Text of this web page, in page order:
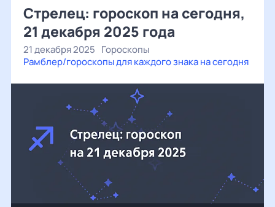
Стрелец: гороскоп на сегодня,
21 декабря 2025 года
21 декабря 2025 Гороскопы
Рамблер/гороскопы для каждого знака на сегодня